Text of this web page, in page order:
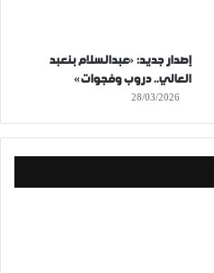
إصدار جديد: «عبدالسلام بنعبد
العالي.. دروب وفجوات»
28/03/2026